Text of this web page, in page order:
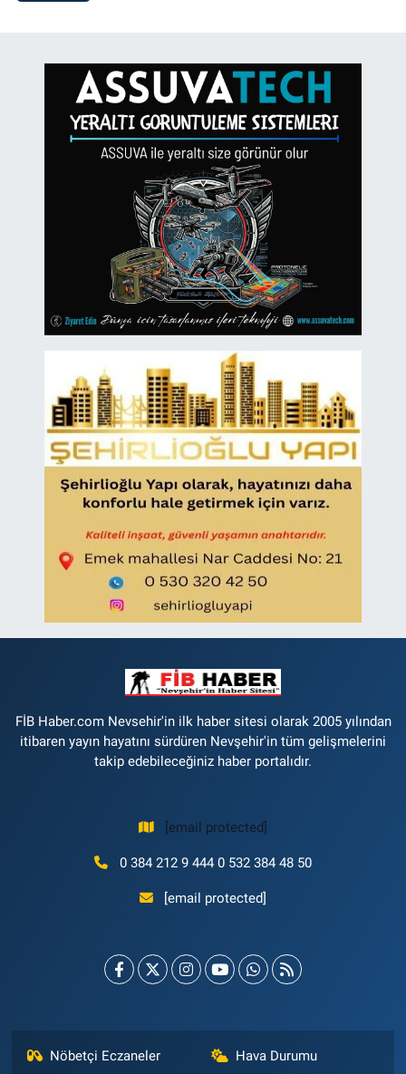
FİB Haber.com Nevsehir'in ilk haber sitesi olarak 2005 yılından
itibaren yayın hayatını sürdüren Nevşehir'in tüm gelişmelerini
takip edebileceğiniz haber portalıdır.
[email protected]
0 384 212 9 444 0 532 384 48 50
[email protected]
Nöbetçi Eczaneler Hava Durumu